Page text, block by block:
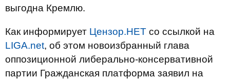
выгодна Кремлю.
Как информирует Цензор.НЕТ со ссылкой на
LIGA.net, об этом новоизбранный глава
оппозиционной либерально-консервативной
партии Гражданская платформа заявил на